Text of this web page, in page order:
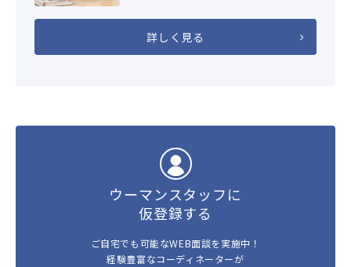
詳しく見る
ウーマンスタッフに
仮登録する
ご自宅でも可能なWEB面談を実施中！
経験豊富なコーディネーターが